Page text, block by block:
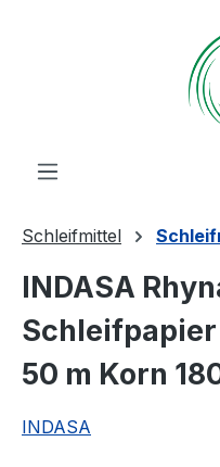
Schleifmittel
INDASA
Schleifpapier
50 m Korn
INDASA